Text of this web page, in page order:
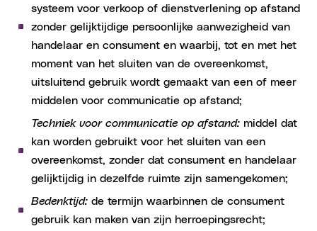
systeem voor verkoop of dienstverlening op afstand
zonder gelijktijdige persoonlijke aanwezigheid van
handelaar en consument en waarbij, tot en met het
moment van het sluiten van de overeenkomst,
uitsluitend gebruik wordt gemaakt van een of meer
middelen voor communicatie op afstand;
Techniek voor communicatie op afstand: middel dat
kan worden gebruikt voor het sluiten van een
overeenkomst, zonder dat consument en handelaar
gelijktijdig in dezelfde ruimte zijn samengekomen;
Bedenktijd: de termijn waarbinnen de consument
gebruik kan maken van zijn herroepingsrecht;